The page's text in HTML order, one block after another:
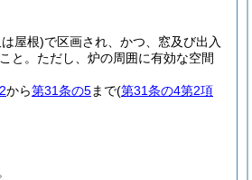
屋根)で区画され、かつ、窓及び出入
と。 ただし、炉の周囲に有効な空間
から第31条の5まで(第31条の4第2項